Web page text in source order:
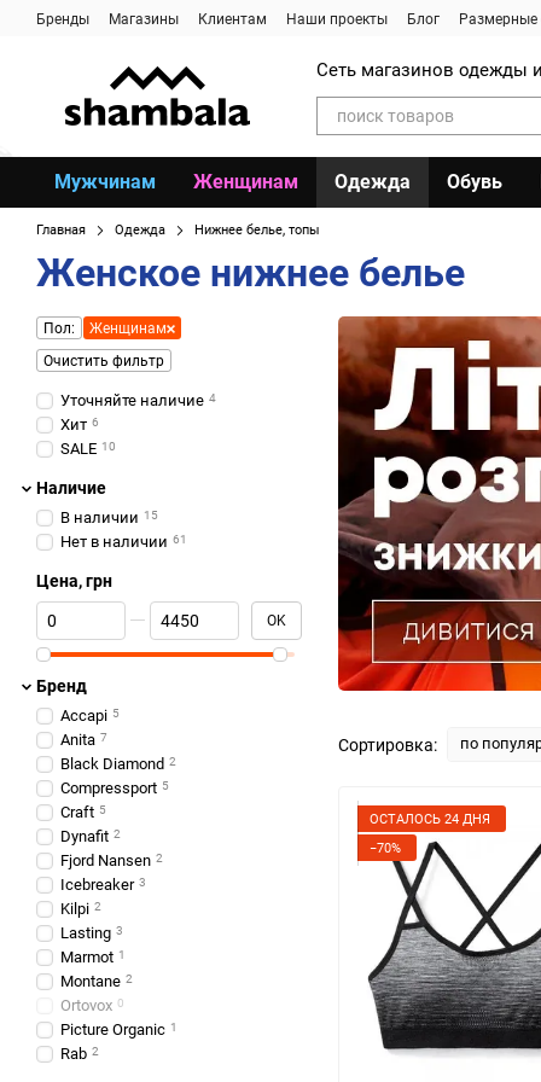
Перейти к основному контенту
Бренды Магазины Клиентам Наши проекты Блог Размерные
Сеть магазинов одежды
Мужчинам Женщинам Одежда Обувь
Главная Одежда Нижнее белье, топы
Женское нижнее белье
Сортировка: по
ОСТАЛОСЬ 24 ДНЯ
−70%
Пол:
Женщинам
Очистить фильтр
Уточняйте наличие 4
Хит 6
SALE 10
Наличие
В наличии 15
Нет в наличии 61
Цена, грн
От Цена, грн
До Цена, грн OK
Бренд
Accapi 5
Anita 7
Black Diamond 2
Compressport 5
Craft 5
Dynafit 2
Fjord Nansen 2
Icebreaker 3
Kilpi 2
Lasting 3
Marmot 1
Montane 2
Ortovox 0
Picture Organic 1
Rab 2